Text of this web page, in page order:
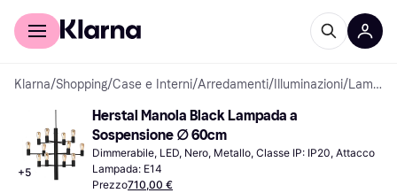
Per il tuo shopping
Klarna/Shopping/Case e Interni/Arredamenti/ Illuminazioni/ Lampade a Sospensione
+5
Herstal Manola Black Lampada a
Sospensione ∅ 60cm
Dimmerabile, LED, Nero, Metallo, Classe IP: IP20, Attacco
Lampada: E14
Prezzo710,00 €